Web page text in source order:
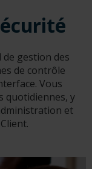
gestion des
de contrôle
Vous
quotidiennes, y
et